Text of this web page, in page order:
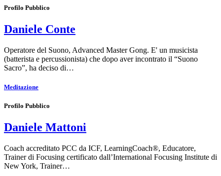
Profilo Pubblico
Daniele Conte
Operatore del Suono, Advanced Master Gong. E' un musicista
(batterista e percussionista) che dopo aver incontrato il “Suono
Sacro”, ha deciso di…
Meditazione
Profilo Pubblico
Daniele Mattoni
Coach accreditato PCC da ICF, LearningCoach®, Educatore,
Trainer di Focusing certificato dall’International Focusing Institute di
New York, Trainer…